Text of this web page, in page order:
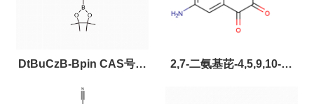
DtBuCzB-Bpin CAS号：
2643331-97-7
2,7-二氨基芘-4,5,9,10-四